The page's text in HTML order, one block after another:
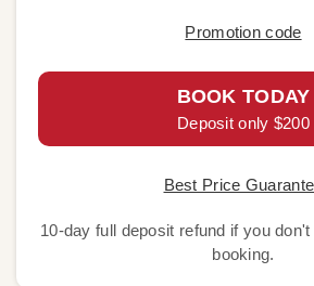
Promotion code
BOOK TODAY
Deposit only $200
Best Price
10-day full deposit refund if you
booking.